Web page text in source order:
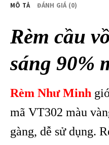
MÔ TẢ ĐÁNH GIÁ (0)
Rèm cầu
sáng 90%
Rèm Như Minh
mã VT302 màu
gàng, dễ sử dụng.